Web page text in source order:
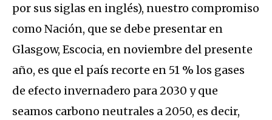
por sus siglas en inglés), nuestro compromiso
como Nación, que se debe presentar en
Glasgow, Escocia, en noviembre del presente
año, es que el país recorte en 51 % los gases
de efecto invernadero para 2030 y que
seamos carbono neutrales a 2050, es decir,